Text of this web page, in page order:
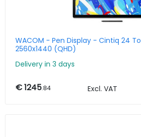
WACOM - Pen Display - Cintiq 24
2560x1440 (QHD)
Delivery in 3 days
€ 1245.84 Excl. VAT